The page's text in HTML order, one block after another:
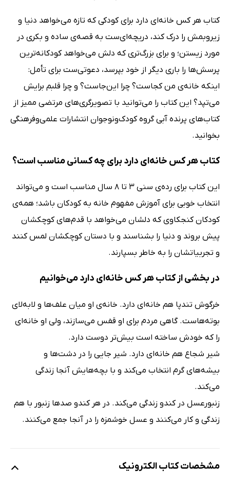
کتاب هر کس خانه‌ای دارد برای کودکی که تازه می‌خواهد دنیا و
زیروبمش را درک کند، دریچه‌ای‌ست به قصه‌ی ساده و بکری در
مورد زیستن؛ و برای بزرگ‌تری که دلش می‌خواهد کودکانه‌ترین
پرسش‌ها را باری دیگر از خود بپرسد، دعوتی‌ست برای تأمل:
اینکه خانه‌ی من کجاست؟ چرا این‌جاست؟ و چرا قلبم برایش
می‌تپد؟ این کتاب را می‌توانید با تصویرگری‌های مرتضی ممیز از
کتاب‌های پرنده آبی گروه کودک‌ونوجوان انتشارات علمی‌وفرهنگی
بخوانید.
کتاب هر کس خانه‌ای دارد برای چه کسانی مناسب است؟
این کتاب برای رده‌ی سنی 3 تا 8 سال مناسب است و می‌تواند
انتخاب خوبی برای آموزش مفهوم خانه به کودکان باشد؛ همه‌ی
کودکان کنجکاوی که دلشان می‌خواهد با قدم‌های کوچکشان
پیش بروند و دنیا را بشناسند و با دستان کوچکشان لمس کنند
و تجربیاتشان را به خاطر بسپارند.
در بخشی از کتاب هر کس خانه‌ای دارد می‌خوانیم
خرگوش تندپا هم خانه‌ای دارد. خانه‌ی او میان علف‌ها و لابه‌لای
بوته‌هاست. گاهی مردم برای او قفس می‌سازند، ولی او خانه‌ای
را که خودش ساخته است بیش‌تر دوست دارد.
شیر شجاع هم خانه‌ای دارد. شیر جایی را در دشت‌ها و
بیشه‌های گرم انتخاب می‌کند و با بچه‌هایش آنجا زندگی
می‌کند.
زنبورعسل در کندو زندگی می‌کند. در هر کندو صدها زنبور با هم
زندگی و کار می‌کنند و عسل خوشمزه را در آنجا جمع می‌کنند.
مشخصات کتاب الکترونیک